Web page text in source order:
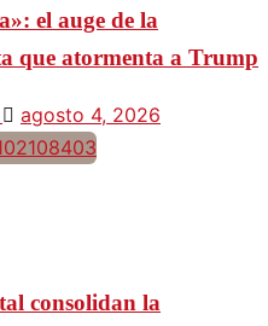
el auge de la
que atormenta a Trump
agosto 4, 2026
consolidan la